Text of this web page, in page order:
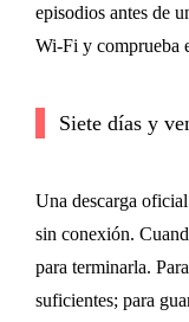
episodios antes de
Wi‑Fi y comprueba
Siete días y
Una descarga
sin conexión.
para terminarla.
suficientes; para